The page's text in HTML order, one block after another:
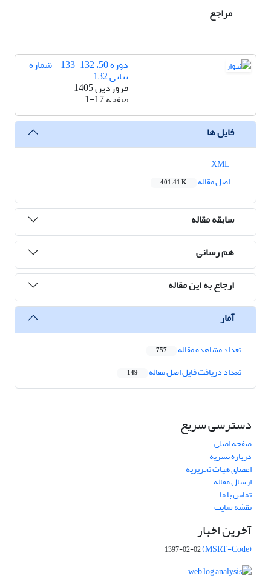
مراجع
دوره 50، 132-133 - شماره
پیاپی 132
فروردین 1405
صفحه1-17
فایل ها
اصل مقاله
401.41 K
سابقه مقاله
هم رسانی
ارجاع به این مقاله
آمار
تعداد مشاهده مقاله 757
تعداد دریافت فایل اصل مقاله 149
دسترسی سریع
صفحه اصلی
درباره نشریه
اعضای هیات تحریریه
ارسال مقاله
تماس با ما
نقشه سایت
آخرین اخبار
(MSRT-Code)
1397-02-02